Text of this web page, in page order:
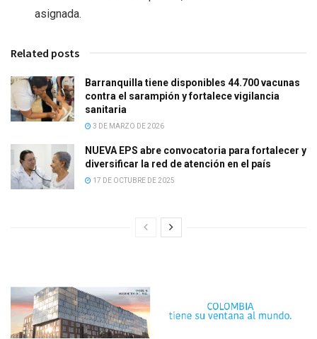
asignada.
Related posts
Barranquilla tiene disponibles 44.700 vacunas
contra el sarampión y fortalece vigilancia
sanitaria
3 DE MARZO DE 2026
NUEVA EPS abre convocatoria para fortalecer y
diversificar la red de atención en el país
17 DE OCTUBRE DE 2025